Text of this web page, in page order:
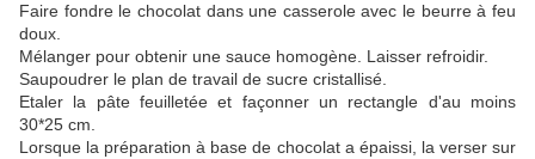
Faire fondre le chocolat dans une casserole avec le beurre à feu
doux.
Mélanger pour obtenir une sauce homogène. Laisser refroidir.
Saupoudrer le plan de travail de sucre cristallisé.
Etaler la pâte feuilletée et façonner un rectangle d'au moins
30*25 cm.
Lorsque la préparation à base de chocolat a épaissi, la verser sur